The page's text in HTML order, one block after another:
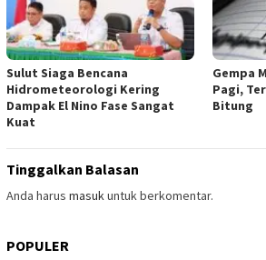
Sulut Siaga Bencana
Hidrometeorologi Kering
Dampak El Nino Fase Sangat
Kuat
Gempa
Pagi,
Bitung
Tinggalkan Balasan
Anda harus masuk untuk berkomentar.
POPULER